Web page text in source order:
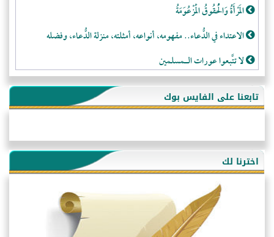
المَرْأَةُ وَالْحُقُوقُ الْمَزْعُوَمَةُ
الاعتداء في الدُّعاء.. مفهومه، أنواعه، أمثلته، منزلة الدُّعاء، وفضله
لا تتَّبعوا عورات الـمسلمين
فقه النَّصيحة عند الصَّحابة الكرام رضي الله عنهم
لَا عِزَّةَ إِلَّا بِالإِسْلَامِ
هذه سبيلنا فماذا تنقمون؟!
أُسُـسُ بَـيْـتِ الـمُسْـلِمِ
التَّعْلِيمُ القُرْآنِي
كلمة إلى إخواني السلفيين في الجزائر
تابعنا على الفايس بوك
اخترنا لك